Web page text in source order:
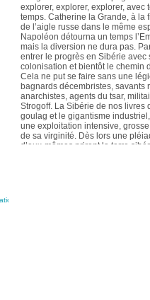
explorer, explorer, explorer,
temps. Catherine la Grande, à la
de l’aigle russe dans le même
Napoléon détourna un temps
mais la diversion ne dura pas.
entrer le progrès en Sibérie avec
colonisation et bientôt le chemin
Cela ne put se faire sans une
bagnards décembristes, savants
anarchistes, agents du tsar,
Strogoff. La Sibérie de nos livres
goulag et le gigantisme
une exploitation intensive,
de sa virginité. Dès lors une
d’eux-mêmes prirent la terre